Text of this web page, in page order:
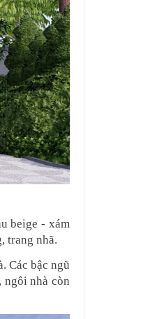
beige - xám
trang nhã.
Các bậc ngũ
ngôi nhà còn